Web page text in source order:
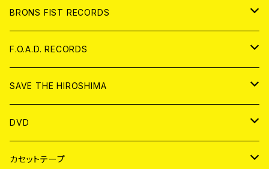
アパレル
ANALOG
BRONS FIST RECORDS
CD
ANALOG
F.O.A.D. RECORDS
CD
ANALOG
SAVE THE HIROSHIMA
アパレル
BADGE
DVD
JAPAN
カセットテープ